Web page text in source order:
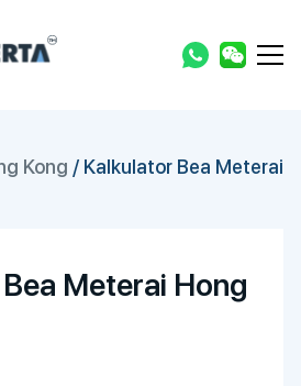
Kong / Kalkulator Bea Meterai
Meterai Hong